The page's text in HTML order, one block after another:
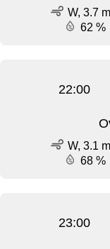
W, 3.7
62 %
22:00
W, 3.1
68 %
23:00